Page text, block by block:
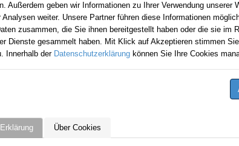
Außerdem geben wir Informationen zu Ihrer Verwendung unserer
Analysen weiter. Unsere Partner führen diese Informationen
zusammen, die Sie ihnen bereitgestellt haben oder die sie im
Dienste gesammelt haben. Mit Klick auf Akzeptieren stimmen
Innerhalb der Datenschutzerklärung können Sie Ihre Cookies
Über Cookies